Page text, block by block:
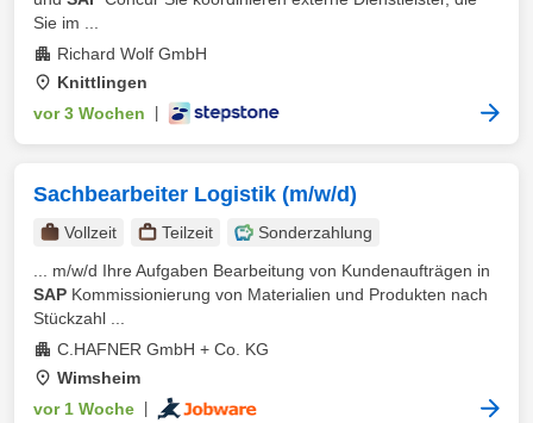
Sie im ...
Richard Wolf GmbH
Knittlingen
vor 3 Wochen
Sachbearbeiter Logistik (m/w/d)
Vollzeit Teilzeit
Sonderzahlung
... m/w/d Ihre Aufgaben Bearbeitung von Kundenaufträgen in
SAP Kommissionierung von Materialien und Produkten nach
Stückzahl ...
C.HAFNER GmbH + Co. KG
Wimsheim
vor 1 Woche